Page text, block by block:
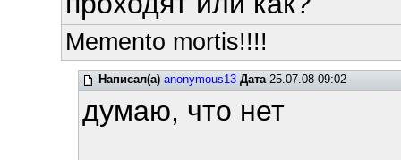
Memento mortis!!!!
Написал(а) anonymous13 Дата25.07.08 09:02
думаю, что нет